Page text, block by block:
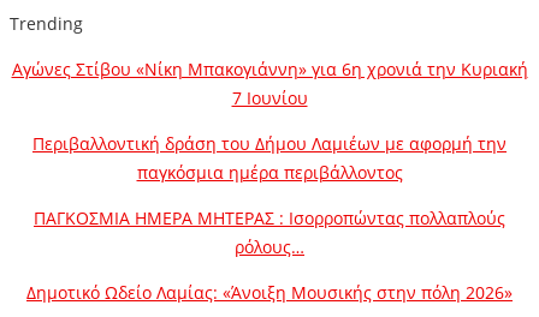
Trending
Αγώνες Στίβου «Νίκη Μπακογιάννη» για 6η χρονιά την Κυριακή
7 Ιουνίου
Περιβαλλοντική δράση του Δήμου Λαμιέων με αφορμή την
παγκόσμια ημέρα περιβάλλοντος
ΠΑΓΚΟΣΜΙΑ ΗΜΕΡΑ ΜΗΤΕΡΑΣ : Ισορροπώντας πολλαπλούς
ρόλους…
Δημοτικό Ωδείο Λαμίας: «Άνοιξη Μουσικής στην πόλη 2026»